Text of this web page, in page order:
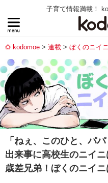
子育て情報満載！
kodomoe 連載 ぼくのニイ
「ねぇ、このひと、パ
出来事に高校生のニイ
歳差兄弟！ぼくのニイニ